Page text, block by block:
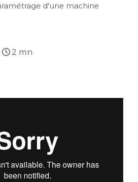
d'une machine
2 mn